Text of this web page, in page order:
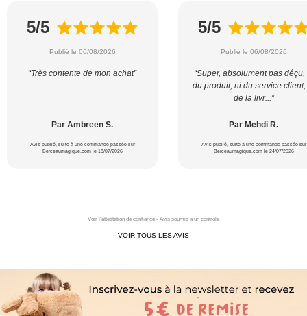
5/5
Publié le 06/08/2026
“Très contente de mon achat”
Par Ambreen S.
Avis publié, suite à une commande passée sur
Berceaumagique.com le 18/07/2026
5/5
Publié le 06/08/2026
“Super, absolument pas déçu,
du produit, ni du service
de la livr...”
Par Mehdi R.
Avis publié, suite à une commande passée sur
Berceaumagique.com le 24/07/2026
Voir l'attestation de confiance - Avis soumis à un contrôle
VOIR TOUS LES AVIS